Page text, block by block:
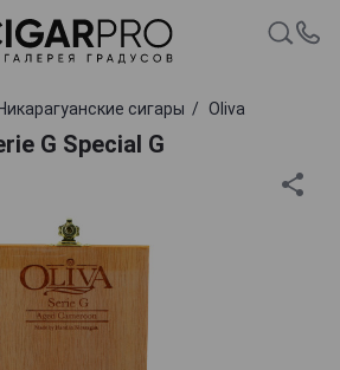
сигары Oliva
G Special G